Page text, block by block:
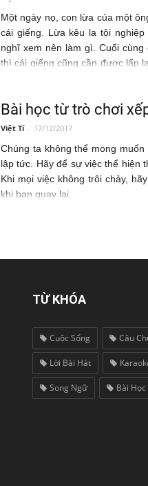
Một ngày nọ, con lừa của một
cái giếng. Lừa kêu la tội
nghĩ xem nên làm gì. Cuối
thì cái giếng cũng cần được lấp
Bài học từ trò chơi
Việt Tí - 17/12/2017
Chúng ta không thể mong
lập tức. Hãy để sự việc thể hiện
Khi mọi việc không trôi chảy,
khi bạn quay lại.
TỪ KHÓA
Cuộc Sống Câu
Lời Bài Hát
Song Ngữ Bài Học